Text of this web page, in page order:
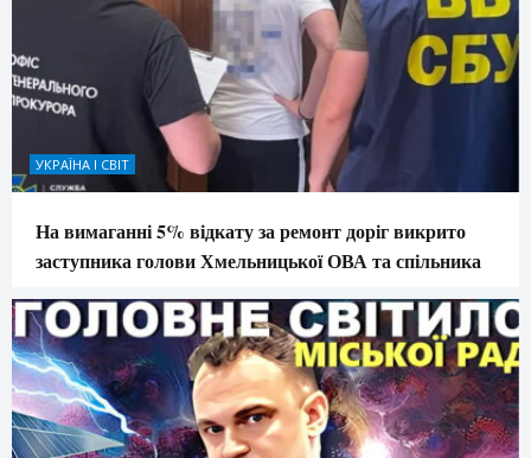
УКРАЇНА І СВІТ
На вимаганні 5% відкату за ремонт доріг викрито
заступника голови Хмельницької ОВА та спільника